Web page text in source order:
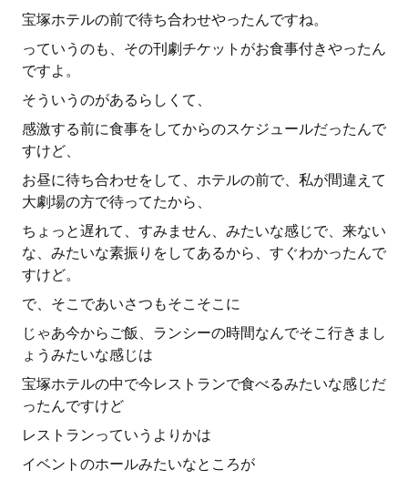
宝塚ホテルの前で待ち合わせやったんですね。
っていうのも、その刊劇チケットがお食事付きやったん
ですよ。
そういうのがあるらしくて、
感激する前に食事をしてからのスケジュールだったんで
すけど、
お昼に待ち合わせをして、ホテルの前で、私が間違えて
大劇場の方で待ってたから、
ちょっと遅れて、すみません、みたいな感じで、来ない
な、みたいな素振りをしてあるから、すぐわかったんで
すけど。
で、そこであいさつもそこそこに
じゃあ今からご飯、ランシーの時間なんでそこ行きまし
ょうみたいな感じは
宝塚ホテルの中で今レストランで食べるみたいな感じだ
ったんですけど
レストランっていうよりかは
イベントのホールみたいなところが